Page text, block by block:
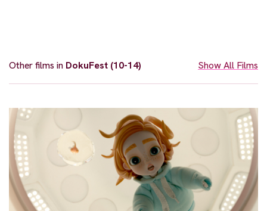
Other films in DokuFest (10-14) Show All Films